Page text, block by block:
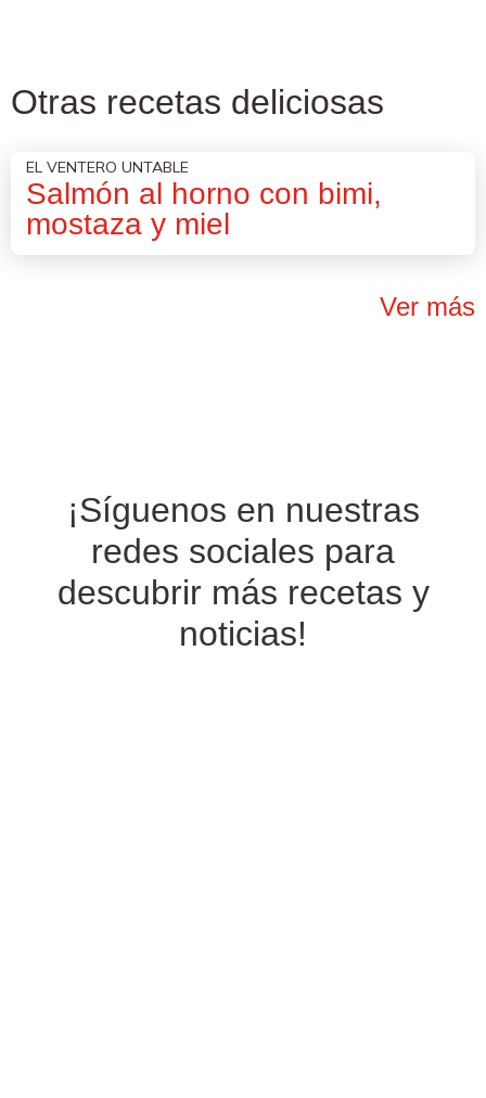
Otras recetas deliciosas
EL VENTERO UNTABLE
Salmón al horno con bimi,
mostaza y miel
Ver más
¡Síguenos en nuestras
redes sociales para
descubrir más recetas y
noticias!